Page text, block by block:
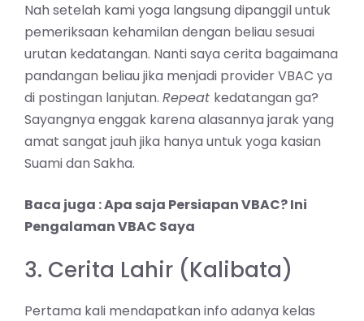
Nah setelah kami yoga langsung dipanggil untuk
pemeriksaan kehamilan dengan beliau sesuai
urutan kedatangan. Nanti saya cerita bagaimana
pandangan beliau jika menjadi provider VBAC ya
di postingan lanjutan. Repeat kedatangan ga?
Sayangnya enggak karena alasannya jarak yang
amat sangat jauh jika hanya untuk yoga kasian
Suami dan Sakha.
Baca juga :Apa saja Persiapan VBAC? Ini
Pengalaman VBAC Saya
3. Cerita Lahir (Kalibata)
Pertama kali mendapatkan info adanya kelas